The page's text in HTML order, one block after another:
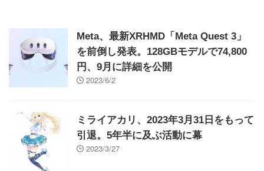
Meta、最新XRHMD「Meta Quest 3」
を前倒し発表。128GBモデルで74,800
円、9月に詳細を公開
2023/6/2
ミライアカリ、2023年3月31日をもって
引退。5年半に及ぶ活動に幕
2023/3/27